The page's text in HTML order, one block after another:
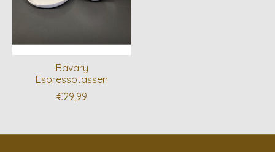
Bavary
Espressotassen
€29,99